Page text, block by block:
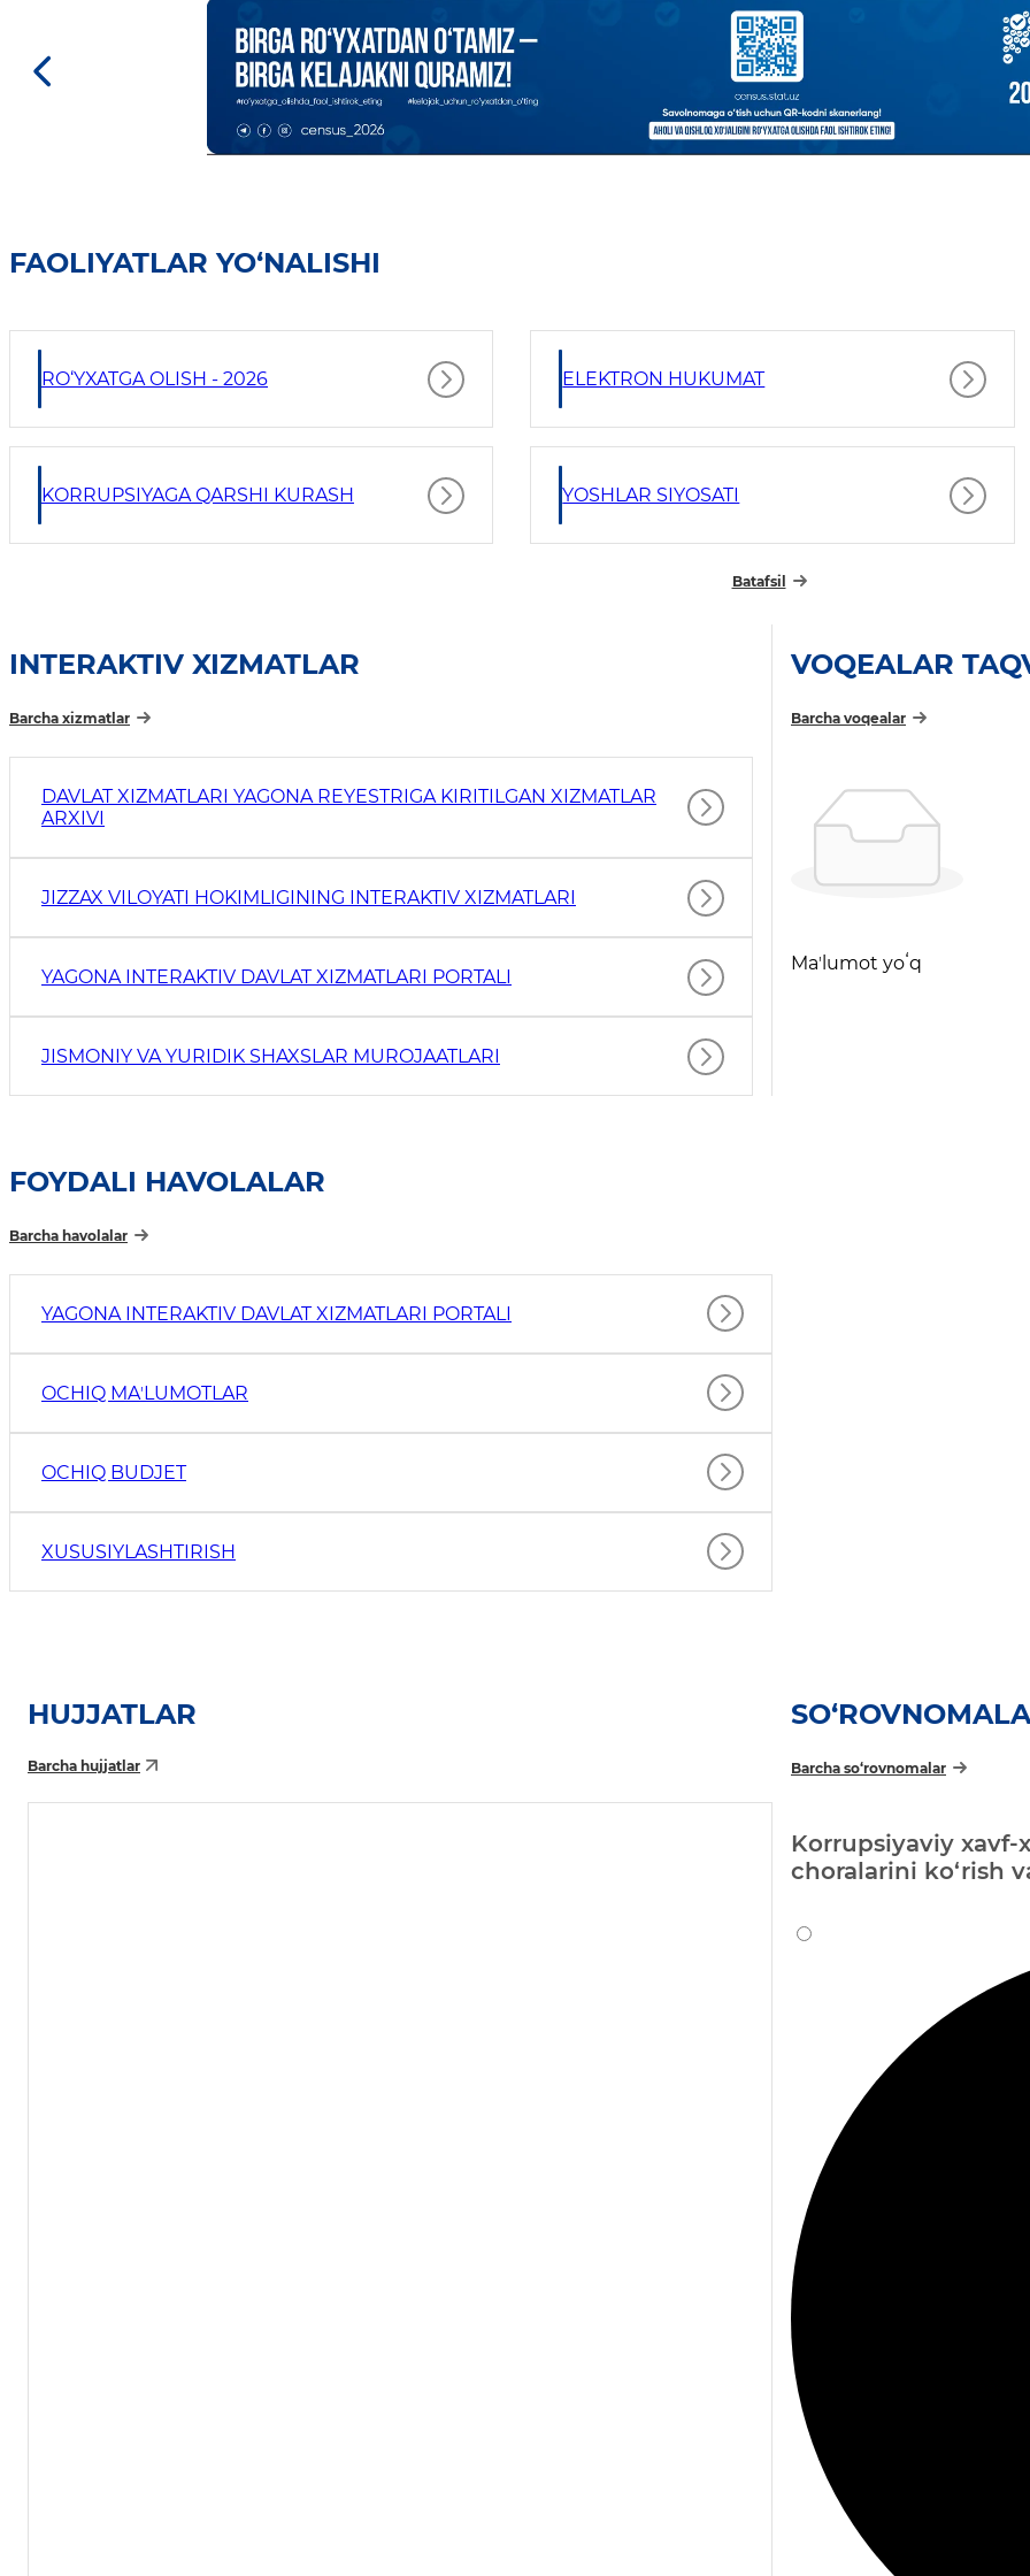
FAOLIYATLAR YO‘NALISHI
RO‘YXATGA OLISH - 2026 ELEKTRON HUKUMAT
KORRUPSIYAGA QARSHI KURASH YOSHLAR SIYOSATI
Batafsil
INTERAKTIV XIZMATLAR
Barcha xizmatlar
DAVLAT XIZMATLARI YAGONA REYESTRIGA KIRITILGAN XIZMATLAR
ARXIVI
JIZZAX VILOYATI HOKIMLIGINING INTERAKTIV XIZMATLARI
YAGONA INTERAKTIV DAVLAT XIZMATLARI PORTALI
JISMONIY VA YURIDIK SHAXSLAR MUROJAATLARI
VOQEALAR
Barcha voqealar
Maʼlumot yoʻq
FOYDALI HAVOLALAR
Barcha havolalar
YAGONA INTERAKTIV DAVLAT XIZMATLARI PORTALI
OCHIQ MAʼLUMOTLAR
OCHIQ BUDJET
XUSUSIYLASHTIRISH
HUJJATLAR
Barcha hujjatlar Barcha so‘rovnomalar
Korrupsiyaviy
choralarini ko‘rish